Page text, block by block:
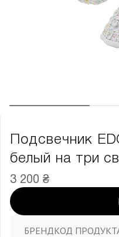
Подсвечник
белый на три
3 200 ₴
БРЕНДКОД